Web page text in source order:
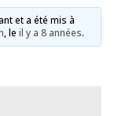
et a été mis à
, le il y a 8 années.